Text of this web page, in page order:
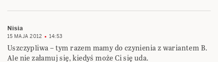
Nisia
15 MAJA 2012 14:53
Uszczypliwa – tym razem mamy do czynienia z wariantem B.
Ale nie załamuj się, kiedyś może Ci się uda.